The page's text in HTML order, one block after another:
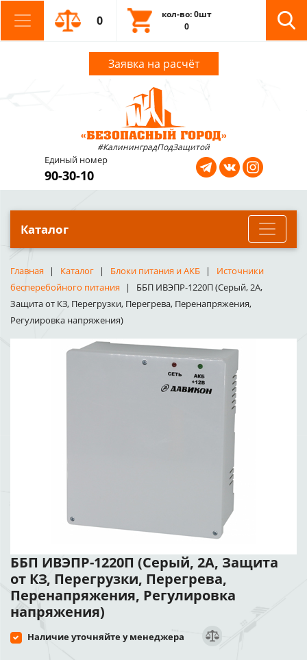
0
кол-во: 0шт
0
Заявка на расчёт
#КалининградПодЗащитой
Единый номер
90-30-10
Каталог
Главная Каталог Блоки питания и АКБ
Источники
бесперебойного питания
ББП ИВЭПР-1220П (Серый, 2А,
Защита от КЗ, Перегрузки, Перегрева, Перенапряжения,
Регулировка напряжения)
ББП ИВЭПР-1220П (Серый, 2А, Защита
от КЗ, Перегрузки, Перегрева,
Перенапряжения, Регулировка
напряжения)
Наличие уточняйте у менеджера